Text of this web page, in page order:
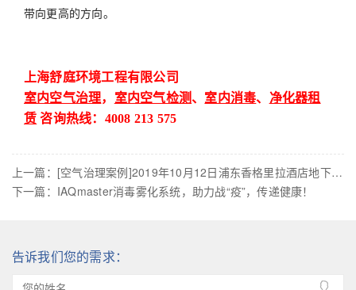
带向更高的方向。
上海舒庭环境工程有限公司
室内空气治理， 室内空气检测、 室内消毒、 净化器租
赁 咨询热线：4008 213 575
上一篇： [空气治理案例]2019年10月12日浦东香格里拉酒店地下办公室项目
下一篇： IAQmaster消毒雾化系统，助力战“疫”，传递健康！
告诉我们您的需求：